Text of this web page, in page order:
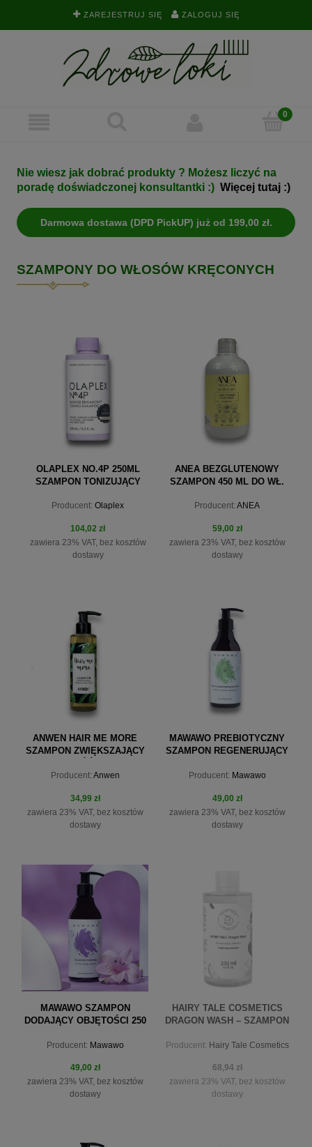
ZAREJESTRUJ SIĘ ZALOGUJ SIĘ
Nie wiesz jak dobrać produkty ? Możesz liczyć na
poradę doświadczonej konsultantki :) Więcej tutaj :)
Darmowa dostawa (DPD PickUP) już od 199,00 zł.
SZAMPONY DO WŁOSÓW KRĘCONYCH
OLAPLEX NO.4P 250ML
SZAMPON TONIZUJĄCY
Producent: Olaplex
104,02 zł
zawiera 23% VAT, bez kosztów
dostawy
do koszyka
ANEA BEZGLUTENOWY
SZAMPON 450 ML DO WŁ.
Producent: ANEA
59,00 zł
zawiera 23% VAT, bez kosztów
dostawy
do koszyka
ANWEN HAIR ME MORE
SZAMPON ZWIĘKSZAJĄCY
Producent: Anwen
34,99 zł
zawiera 23% VAT, bez kosztów
dostawy
do koszyka
MAWAWO PREBIOTYCZNY
SZAMPON REGENERUJĄCY
Producent: Mawawo
49,00 zł
zawiera 23% VAT, bez kosztów
dostawy
do koszyka
MAWAWO SZAMPON
DODAJĄCY OBJĘTOŚCI 250
Producent: Mawawo
49,00 zł
zawiera 23% VAT, bez kosztów
dostawy
HAIRY TALE COSMETICS
DRAGON WASH – SZAMPON
Producent: Hairy Tale Cosmetics
68,94 zł
zawiera 23% VAT, bez kosztów
dostawy